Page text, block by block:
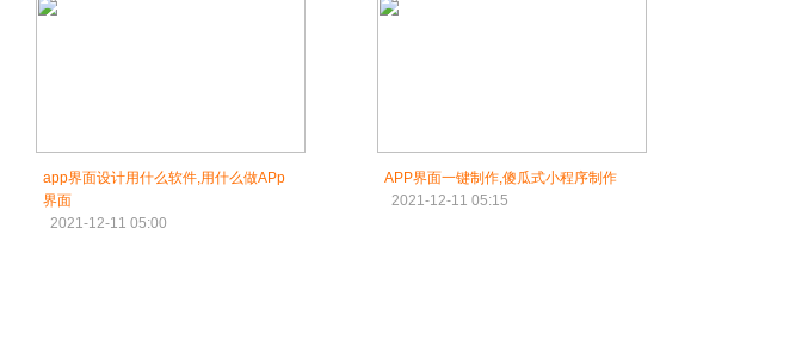
app界面设计用什么软件,用什么做APp
界面
2021-12-11 05:00
APP界面一键制作,傻瓜式小程序制作
2021-12-11 05:15